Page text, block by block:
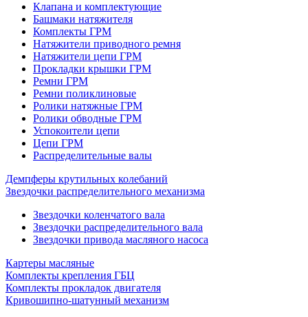
Клапана и комплектующие
Башмаки натяжителя
Комплекты ГРМ
Натяжители приводного ремня
Натяжители цепи ГРМ
Прокладки крышки ГРМ
Ремни ГРМ
Ремни поликлиновые
Ролики натяжные ГРМ
Ролики обводные ГРМ
Успокоители цепи
Цепи ГРМ
Распределительные валы
Демпферы крутильных колебаний
Звездочки распределительного механизма
Звездочки коленчатого вала
Звездочки распределительного вала
Звездочки привода масляного насоса
Картеры масляные
Комплекты крепления ГБЦ
Комплекты прокладок двигателя
Кривошипно-шатунный механизм